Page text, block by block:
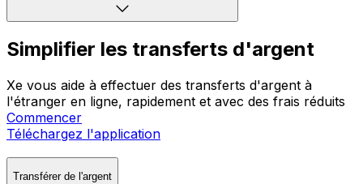
Simplifier les transferts d'argent
Xe vous aide à effectuer des transferts d'argent à
l'étranger en ligne, rapidement et avec des frais réduits
Commencer
Téléchargez l'application
Transférer de l'argent